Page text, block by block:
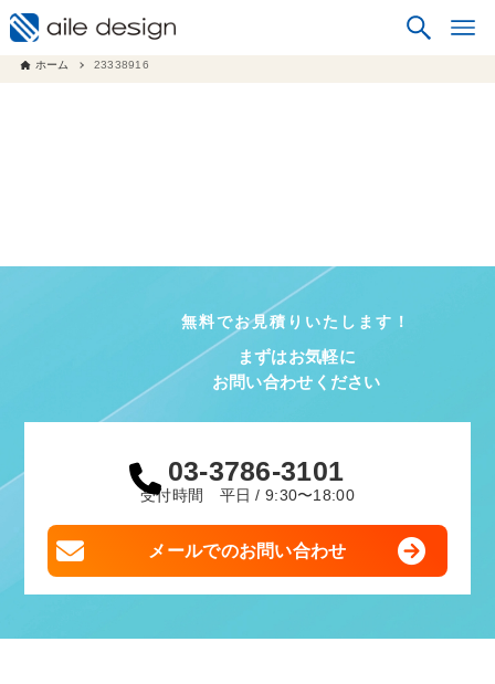
ホーム 23338916
無料でお見積りいたします！
まずはお気軽に
お問い合わせください
03-3786-3101
受付時間 平日 / 9:30〜18:00
メールでのお問い合わせ